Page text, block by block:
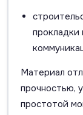
Материал
прочностью,
простотой